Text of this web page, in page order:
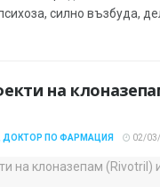
силно възбуда,
на
ДОКТОР ПО ФАРМАЦИЯ 02/